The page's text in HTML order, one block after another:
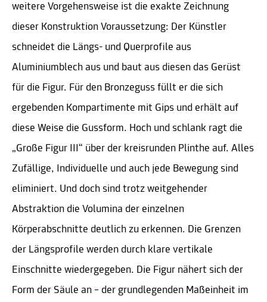
weitere Vorgehensweise ist die exakte Zeichnung
dieser Konstruktion Voraussetzung: Der Künstler
schneidet die Längs- und Querprofile aus
Aluminiumblech aus und baut aus diesen das Gerüst
für die Figur. Für den Bronzeguss füllt er die sich
ergebenden Kompartimente mit Gips und erhält auf
diese Weise die Gussform. Hoch und schlank ragt die
„Große Figur III“ über der kreisrunden Plinthe auf. Alles
Zufällige, Individuelle und auch jede Bewegung sind
eliminiert. Und doch sind trotz weitgehender
Abstraktion die Volumina der einzelnen
Körperabschnitte deutlich zu erkennen. Die Grenzen
der Längsprofile werden durch klare vertikale
Einschnitte wiedergegeben. Die Figur nähert sich der
Form der Säule an – der grundlegenden Maßeinheit im